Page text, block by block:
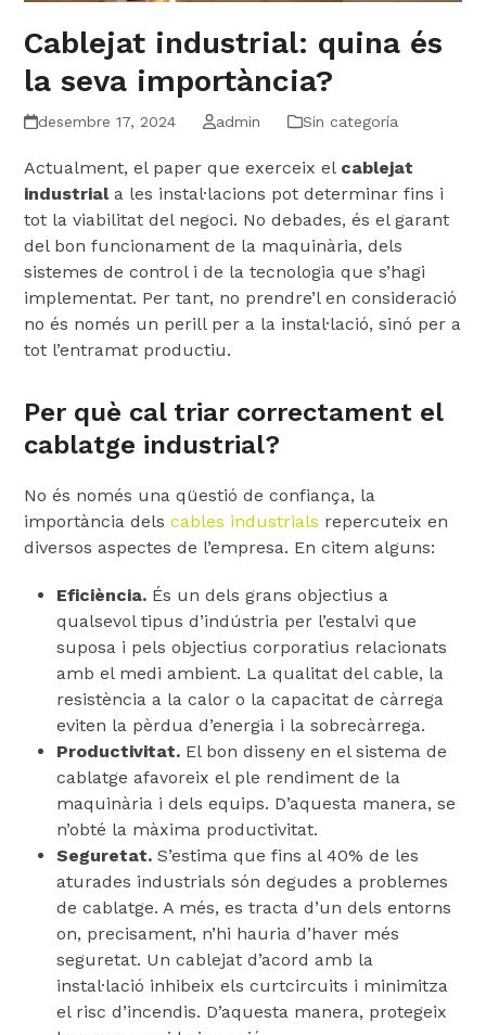
Cablejat industrial: quina és
la seva importància?
desembre 17, 2024 admin Sin categoría
Actualment, el paper que exerceix el cablejat
industriala les instal·lacions pot determinar fins i
tot la viabilitat del negoci. No debades, és el garant
del bon funcionament de la maquinària, dels
sistemes de control i de la tecnologia que s’hagi
implementat. Per tant, no prendre’l en consideració
no és només un perill per a la instal·lació, sinó per a
tot l’entramat productiu.
Per què cal triar correctament el
cablatge industrial?
No és només una qüestió de confiança, la
importància delscables industrials repercuteix en
diversos aspectes de l’empresa. En citem alguns:
Eficiència. És un dels grans objectius a
qualsevol tipus d’indústria per l’estalvi que
suposa i pels objectius corporatius relacionats
amb el medi ambient. La qualitat del cable, la
resistència a la calor o la capacitat de càrrega
eviten la pèrdua d’energia i la sobrecàrrega.
Productivitat. El bon disseny en el sistema de
cablatge afavoreix el ple rendiment de la
maquinària i dels equips. D’aquesta manera, se
n’obté la màxima productivitat.
Seguretat. S’estima que fins al 40% de les
aturades industrials són degudes a problemes
de cablatge. A més, es tracta d’un dels entorns
on, precisament, n’hi hauria d’haver més
seguretat. Un cablejat d’acord amb la
instal·lació inhibeix els curtcircuits i minimitza
el risc d’incendis. D’aquesta manera, protegeix